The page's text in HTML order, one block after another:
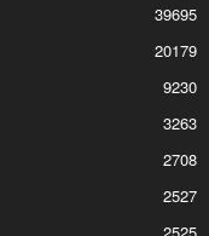
39695
20179
9230
3263
2708
2527